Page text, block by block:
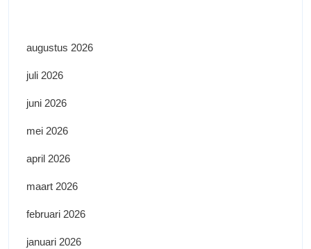
augustus 2026
juli 2026
juni 2026
mei 2026
april 2026
maart 2026
februari 2026
januari 2026